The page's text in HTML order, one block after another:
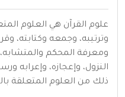
علوم القرآن هي العلوم
وترتيبه، وجمعه وكتابته،
ومعرفة المحكم
النزول، وإعجازه، وإعرابه
ذلك من العلوم المتعلقة